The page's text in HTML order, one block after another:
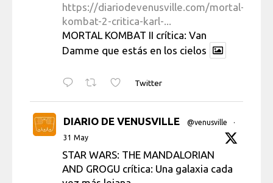
https://diariodevenusville.com/mortal-
kombat-2-critica-karl-...
MORTAL KOMBAT II crítica: Van
Damme que estás en los cielos
Twitter
DIARIO DE VENUSVILLE @venusville
·
31 May
STAR WARS: THE MANDALORIAN
AND GROGU crítica: Una galaxia cada